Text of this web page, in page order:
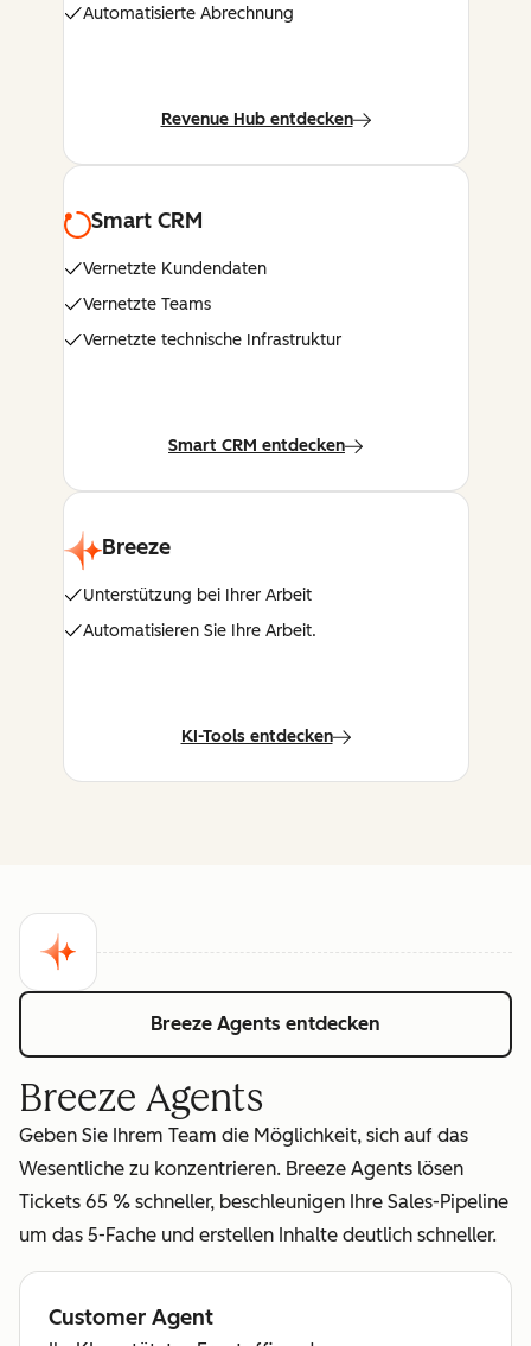
Automatisierte Abrechnung
Revenue Hub entdecken
Smart CRM
Vernetzte Kundendaten
Vernetzte Teams
Vernetzte technische Infrastruktur
Smart CRM entdecken
Breeze
Unterstützung bei Ihrer Arbeit
Automatisieren Sie Ihre Arbeit.
KI-Tools entdecken
Breeze Agents entdecken
Breeze Agents
Geben Sie Ihrem Team die Möglichkeit, sich auf das
Wesentliche zu konzentrieren. Breeze Agents lösen
Tickets 65 % schneller, beschleunigen Ihre Sales-Pipeline
um das 5-Fache und erstellen Inhalte deutlich schneller.
Customer Agent